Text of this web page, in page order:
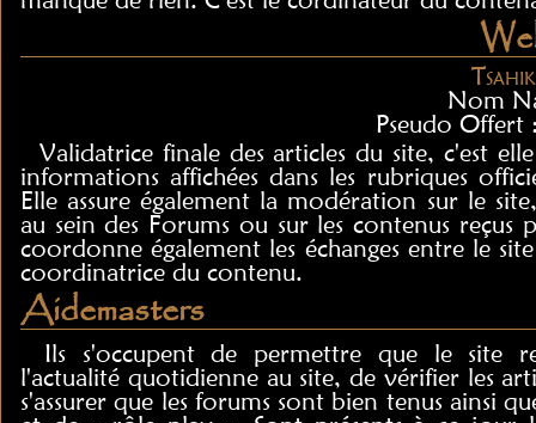
Nom
Pseudo
Validatrice finale des articles du site, c'est
informations affichées dans les rubriques
Elle assure également la modération sur le
au sein des Forums ou sur les contenus reçus
coordonne également les échanges entre le
coordinatrice du contenu.
Aidemasters
Ils s'occupent de permettre que le site
l'actualité quotidienne au site, de vérifier les
s'assurer que les forums sont bien tenus ainsi